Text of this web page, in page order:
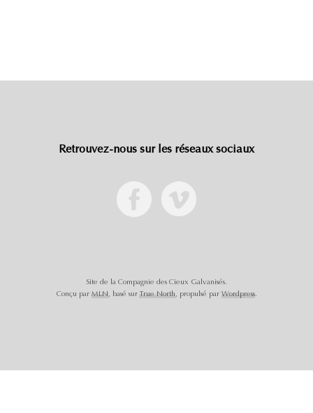
Retrouvez-nous sur les réseaux sociaux
Site de la Compagnie des Cieux Galvanisés.
Conçu par MLN, basé sur True North, propulsé par Wordpress.